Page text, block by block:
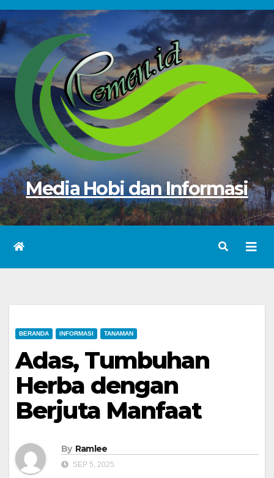
Skip
to
content
Media Hobi dan Informasi
BERANDA INFORMASI TANAMAN
Adas, Tumbuhan
Herba dengan
Berjuta Manfaat
By Ramlee
SEP 5, 2025